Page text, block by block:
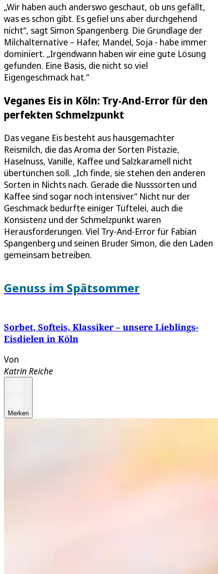
„Wir haben auch anderswo geschaut, ob uns gefällt,
was es schon gibt. Es gefiel uns aber durchgehend
nicht“, sagt Simon Spangenberg. Die Grundlage der
Milchalternative – Hafer, Mandel, Soja - habe immer
dominiert. „Irgendwann haben wir eine gute Lösung
gefunden. Eine Basis, die nicht so viel
Eigengeschmack hat.“
Veganes Eis in Köln: Try-And-Error für den
perfekten Schmelzpunkt
Das vegane Eis besteht aus hausgemachter
Reismilch, die das Aroma der Sorten Pistazie,
Haselnuss, Vanille, Kaffee und Salzkaramell nicht
übertünchen soll. „Ich finde, sie stehen den anderen
Sorten in Nichts nach. Gerade die Nusssorten und
Kaffee sind sogar noch intensiver.“ Nicht nur der
Geschmack bedurfte einiger Tüftelei, auch die
Konsistenz und der Schmelzpunkt waren
Herausforderungen. Viel Try-And-Error für Fabian
Spangenberg und seinen Bruder Simon, die den Laden
gemeinsam betreiben.
Genuss im Spätsommer
Sorbet, Softeis, Klassiker – unsere Lieblings-
Eisdielen in Köln
Von
Katrin Reiche
Merken